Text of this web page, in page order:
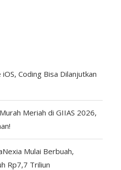
Coding Bisa Dilanjutkan
Meriah di GIIAS 2026,
Mulai Berbuah,
Rp7,7 Triliun